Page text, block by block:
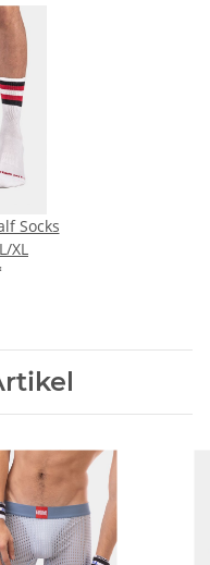
Socks
XL